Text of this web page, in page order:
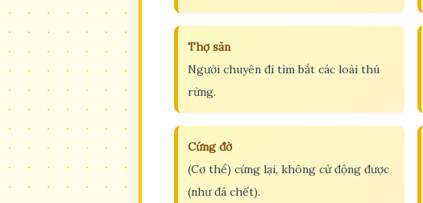
Thợ săn
Người chuyên đi tìm bắt các loài thú
rừng.
Cứng đờ
(Cơ thể) cứng lại, không cử động được
(như đã chết).